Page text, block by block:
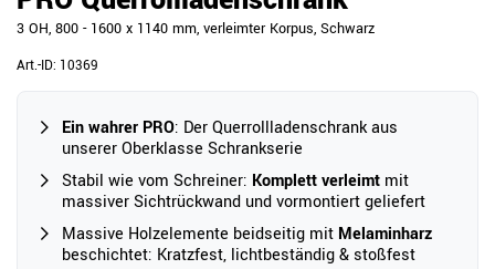
3 OH, 800 - 1600 x 1140 mm, verleimter Korpus, Schwarz
Art.-ID: 10369
Ein wahrer PRO: Der Querrollladenschrank aus
unserer Oberklasse Schrankserie
Stabil wie vom Schreiner: Komplett verleimt mit
massiver Sichtrückwand und vormontiert geliefert
Massive Holzelemente beidseitig mit Melaminharz
beschichtet: Kratzfest, lichtbeständig & stoßfest